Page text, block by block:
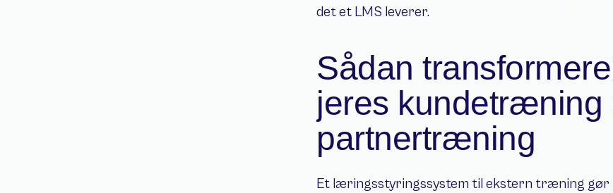
det et LMS leverer.
Sådan
jeres kundetræning
partnertræning
Et læringsstyringssystem til ekstern træning gør